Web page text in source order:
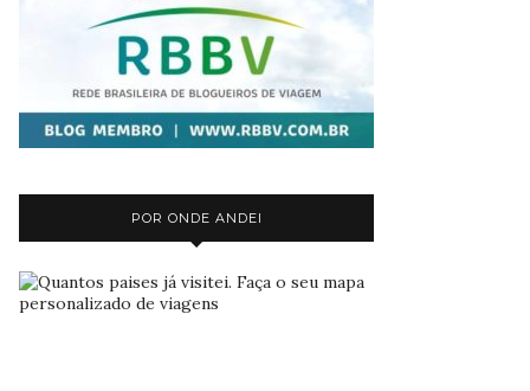
POR ONDE ANDEI